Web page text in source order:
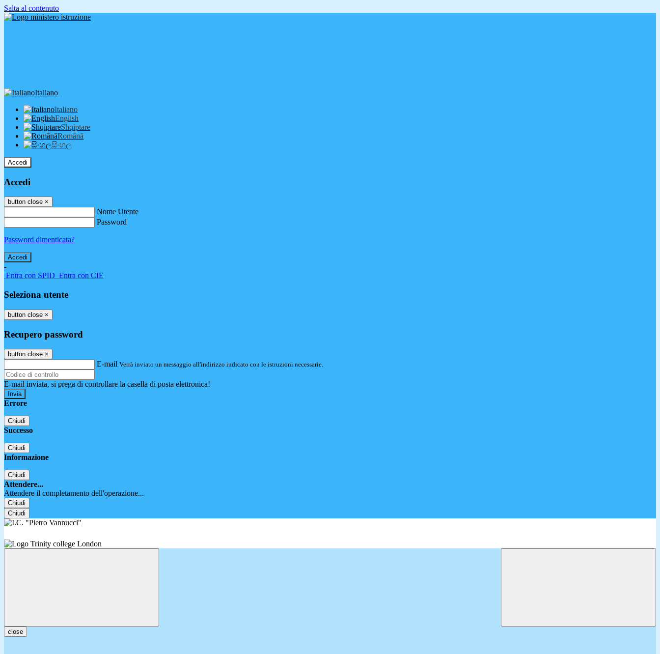
Salta al contenuto
Italiano
Italiano
English
Shqiptare
Română
සිංහල
Accedi
Accedi
button close ×
Nome Utente
Password
Password dimenticata?
-
Entra con SPID Entra con CIE
Seleziona utente
button close ×
Recupero password
button close ×
E-mail Verrà inviato un messaggio all'indirizzo indicato con le istruzioni necessarie.
E-mail inviata, si prega di controllare la casella di posta elettronica!
Errore
Chiudi
Successo
Chiudi
Informazione
Chiudi
Attendere...
Attendere il completamento dell'operazione...
Chiudi
Chiudi
close